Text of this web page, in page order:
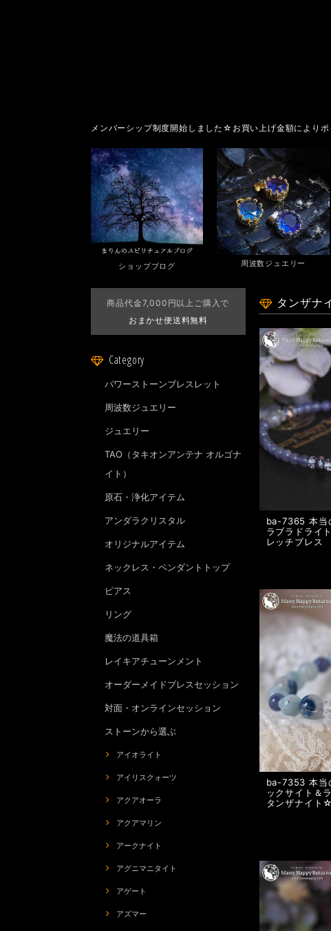
メンバーシップ制度開始しました☆お買い上げ金額により
ショップブログ 周波数ジュエリー
商品代金7,000円以上ご購入で
おまかせ便送料無料
Category
パワーストーンブレスレット
周波数ジュエリー
ジュエリー
TAO（タキオンアンテナ オルゴナ
イト）
原石・浄化アイテム
アンダラクリスタル
オリジナルアイテム
ネックレス・ペンダントトップ
ピアス
リング
魔法の道具箱
レイキアチューンメント
オーダーメイドブレスセッション
対面・オンラインセッション
ストーンから選ぶ
アイオライト
アイリスクォーツ
アクアオーラ
アクアマリン
アークナイト
アグニマニタイト
アゲート
アズマー
タンザナ
ba-7365 本当
ラブラドライ
レッチブレス
ba-7353 本当
ックサイト＆
タンザナイト